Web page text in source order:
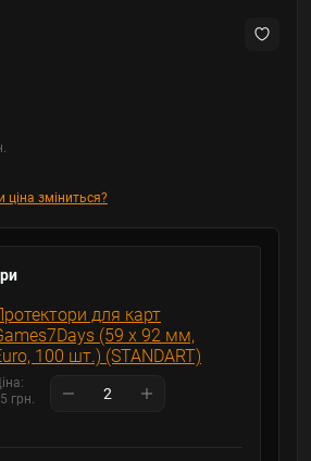
ціна зміниться?
для карт
(59 х 92 мм,
100 шт.) (STANDART)
грн.